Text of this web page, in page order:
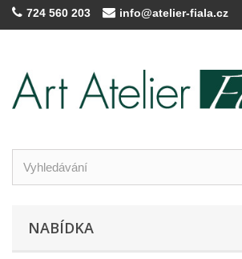
724 560 203 info@atelier-fiala.cz
NABÍDKA